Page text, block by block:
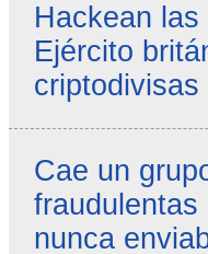
Hackean
Ejército
criptodivisas
Cae un
nunca